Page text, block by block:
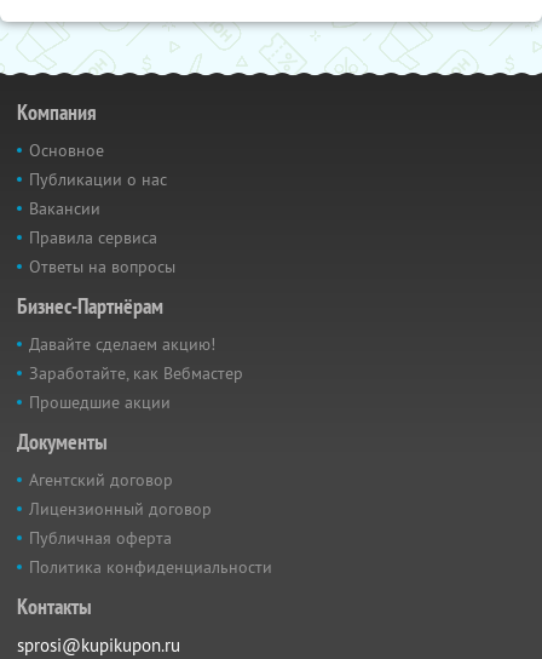
Компания
Основное
Публикации о нас
Вакансии
Правила сервиса
Ответы на вопросы
Бизнес-Партнёрам
Давайте сделаем акцию!
Заработайте, как Вебмастер
Прошедшие акции
Документы
Агентский договор
Лицензионный договор
Публичная оферта
Политика конфиденциальности
Контакты
sprosi@kupikupon.ru